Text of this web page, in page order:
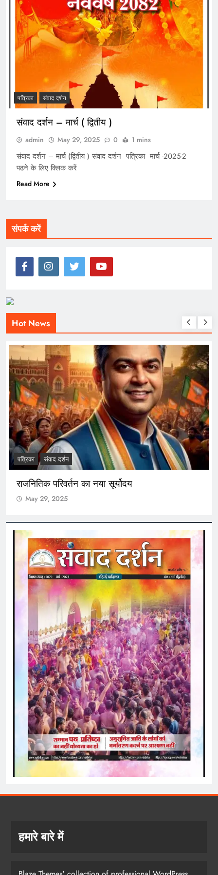
पत्रिका संवाद दर्शन
संवाद दर्शन – मार्च ( द्वितीय )
admin May 29, 2025 0 1 mins
संवाद दर्शन – मार्च (द्वितीय ) संवाद दर्शन पत्रिका मार्च -2025-2
पढने के लिए क्लिक करें
Read More
संपर्क करें
Hot News
ONLINE GAMBLING
I migliori casinò con bonus per Chiken
slot
हमारे बारे में